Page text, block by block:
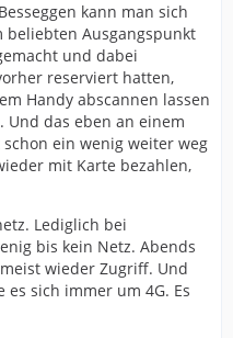
kann man sich
beliebten Ausgangspunkt
und dabei
reserviert hatten,
Handy abscannen lassen
Und das eben an einem
ein wenig weiter weg
mit Karte bezahlen,
Lediglich bei
bis kein Netz. Abends
wieder Zugriff. Und
sich immer um 4G. Es